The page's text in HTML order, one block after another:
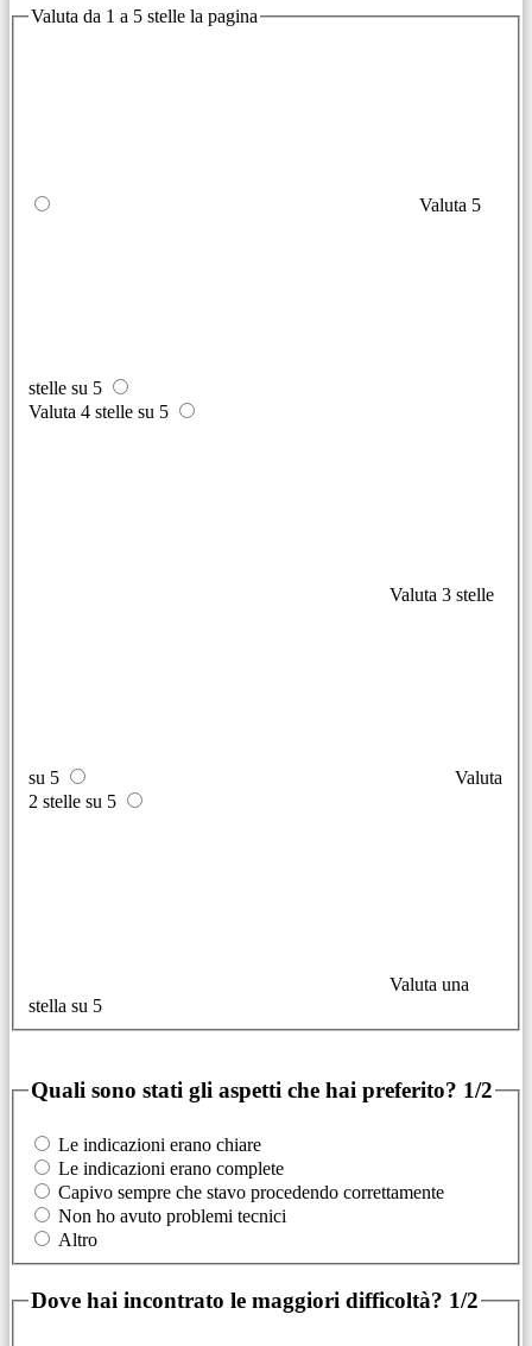
Valuta da 1 a 5 stelle la pagina
Valuta 5
stelle su 5
Valuta 4 stelle su 5
Valuta 3 stelle
su 5
Valuta
2 stelle su 5
Valuta una
stella su 5
Quali sono stati gli aspetti che hai preferito? 1/2
Le indicazioni erano chiare
Le indicazioni erano complete
Capivo sempre che stavo procedendo correttamente
Non ho avuto problemi tecnici
Altro
Dove hai incontrato le maggiori difficoltà? 1/2